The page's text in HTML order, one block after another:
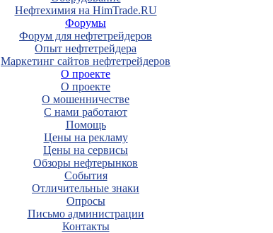
Нефтехимия на HimTrade.RU
Форумы
Форум для нефтетрейдеров
Опыт нефтетрейдера
Маркетинг сайтов нефтетрейдеров
О проекте
О проекте
О мошенничестве
С нами работают
Помощь
Цены на рекламу
Цены на сервисы
Обзоры нефтерынков
События
Отличительные знаки
Опросы
Письмо администрации
Контакты